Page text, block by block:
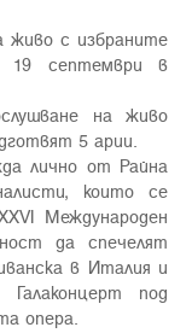
с избраните
19 септември в
на живо
5 арии.
от Райна
които се
Международен
да спечелят
в Италия и
под
опера.